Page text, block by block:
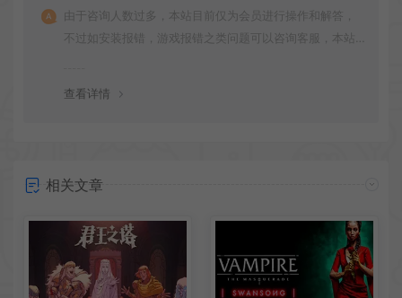
由于咨询人数过多，本站目前仅为会员进行操作和解答，
不过如安装报错，游戏报错之类问题可以咨询客服，本站
查看详情
相关文章